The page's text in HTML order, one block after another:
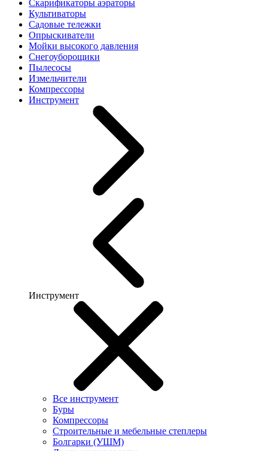
Скарификаторы аэраторы
Культиваторы
Садовые тележки
Опрыскиватели
Мойки высокого давления
Снегоуборощики
Пылесосы
Измельчители
Компрессоры
Инструмент
Инструмент
Все инструмент
Буры
Компрессоры
Строительные и мебельные степлеры
Болгарки (УШМ)